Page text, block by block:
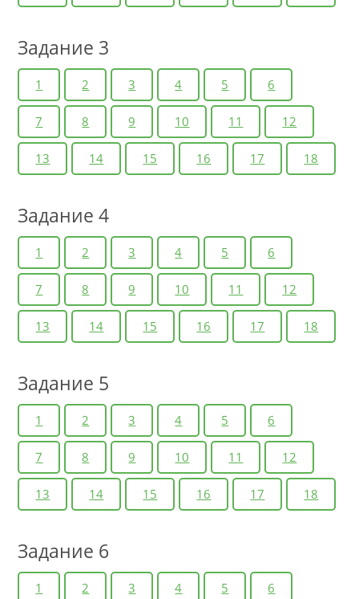
Задание 3
1 2 3 4 5 6
7 8 9 10 11 12
13 14 15 16 17 18
Задание 4
1 2 3 4 5 6
7 8 9 10 11 12
13 14 15 16 17 18
Задание 5
1 2 3 4 5 6
7 8 9 10 11 12
13 14 15 16 17 18
Задание 6
1 2 3 4 5 6